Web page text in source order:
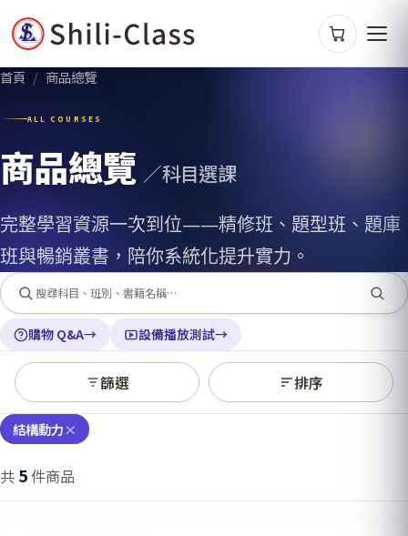
首頁 / 商品總覽
ALL COURSES
商品總覽 ／科目選課
完整學習資源一次到位——精修班、題型班、題庫
班與暢銷叢書，陪你系統化提升實力。
購物 Q&A→ 設備播放測試→
篩選 排序
結構動力×
共 5 件商品